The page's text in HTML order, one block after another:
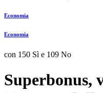
Economia
Economia
con 150 Sì e 109 No
Superbonus,